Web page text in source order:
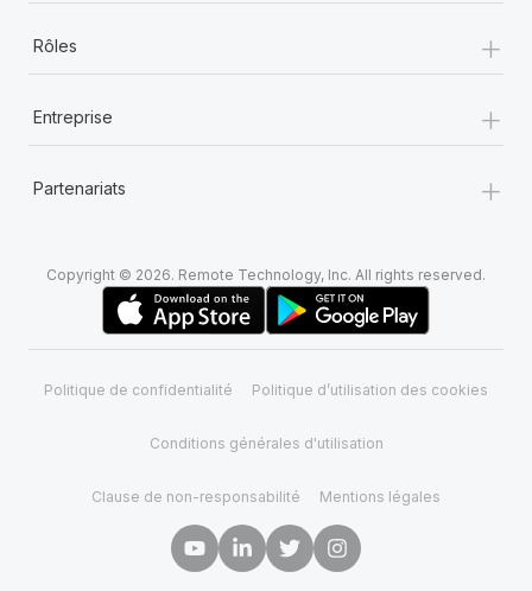
Rôles +
Entreprise +
Partenariats +
Copyright © 2026. Remote Technology, Inc. All rights reserved.
Politique de confidentialité Politique d’utilisation des cookies
Conditions générales d'utilisation
Clause de non-responsabilité Mentions légales